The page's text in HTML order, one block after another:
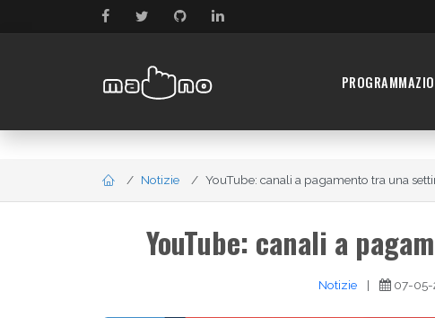
Notizie YouTube: canali a pagamento tra una
YouTube: canali a
Notizie | 07-05-